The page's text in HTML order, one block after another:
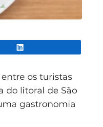
os turistas
do litoral de São
gastronomia